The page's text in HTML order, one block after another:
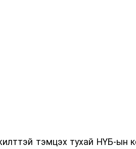
тэмцэх тухай НҮБ-ын